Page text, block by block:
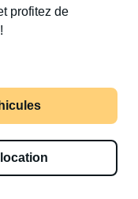
profitez de